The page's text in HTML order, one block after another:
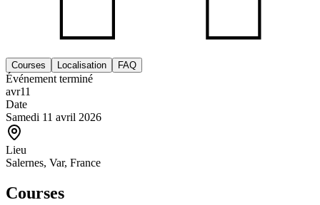
Courses Localisation FAQ
Événement terminé
avr11
Date
Samedi 11 avril 2026
Lieu
Salernes, Var, France
Courses